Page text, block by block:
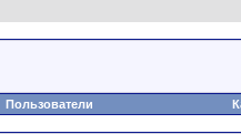
Пользователи